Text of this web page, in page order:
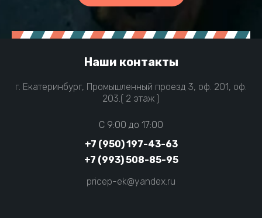
Наши контакты
г. Екатеринбург, Промышленный проезд 3, оф. 201, оф.
203.( 2 этаж )
C 9:00 до 17:00
+7 (950) 197-43-63
+7 (993) 508-85-95
pricep-ek@yandex.ru